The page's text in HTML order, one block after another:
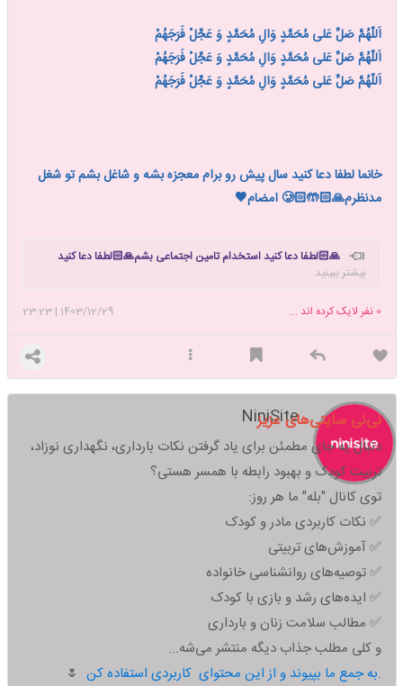
اَللّهُمَّ صَلِّ عَلی مُحَمَّدٍ وَالِ مُحَمَّدٍ وَ عَجِّلْ فَرَجَهُمْ
اَللّهُمَّ صَلِّ عَلی مُحَمَّدٍ وَالِ مُحَمَّدٍ وَ عَجِّلْ فَرَجَهُمْ
اَللّهُمَّ صَلِّ عَلی مُحَمَّدٍ وَالِ مُحَمَّدٍ وَ عَجِّلْ فَرَجَهُمْ
خانما لطفا دعا کنید سال پیش رو برام معجزه بشه و شاغل بشم تو شغل
مدنظرم🙏🏻🤲🏻🥲 امضام🖤
🙏🏻لطفا دعا کنید استخدام تامین اجتماعی بشم🙏🏻لطفا دعا کنید
شرمنده پدرومادرم نشم و هرچه زودتر برم سرکار و بی پولی نکشم🤲🏻😔
🤲🏻💚من روزهای سختی میگذرونم با دعاهاتون خوشحالم کنید لطفا🙏🏻😔
بیشتر ببینید
1403/12/29
|
23:23 0 نفر لایک کرده اند ...
NiniSite
نی‌نی سایتی‌های عزیز
دنبال یه جای مطمئن برای یاد گرفتن نکات بارداری، نگهداری نوزاد،
تربیت کودک و بهبود رابطه با همسر هستی؟
توی کانال "بله" ما هر روز:
✅ نکات کاربردی مادر و کودک
✅ آموزش‌های تربیتی
✅ توصیه‌های روانشناسی خانواده
✅ ایده‌های رشد و بازی با کودک
✅ مطالب سلامت زنان و بارداری
و کلی مطلب جذاب دیگه منتشر می‌شه...
به جمع ما بپیوند و از این محتوای کاربردی استفاده کن.
🌷